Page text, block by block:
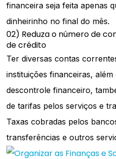
financeira seja feita apenas
dinheirinho no final do mês.
02) Reduza o número de
de crédito
Ter diversas contas
instituições financeiras,
descontrole financeiro,
de tarifas pelos serviços e
Taxas cobradas pelos
transferências e outros